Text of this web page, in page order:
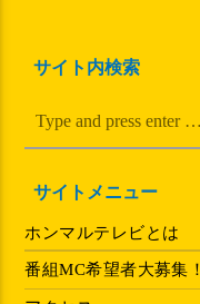
サイト内検索
サイトメニュー
ホンマルテレビとは
番組MC希望者大募集！